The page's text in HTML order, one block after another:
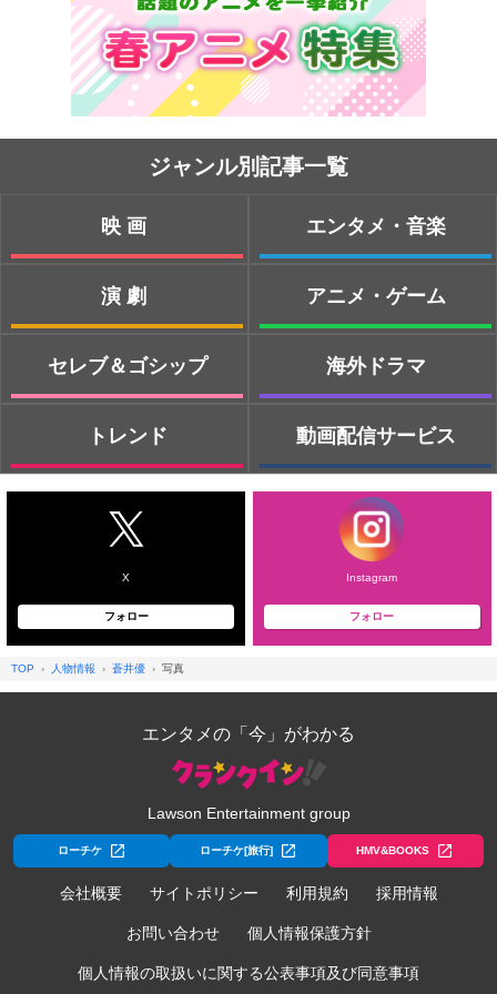
ジャンル別記事一覧
映画
演劇
セレブ＆ゴシップ
トレンド
エンタメ・音楽
アニメ・ゲーム
海外ドラマ
動画配信サービス
X
フォロー
Instagram
フォロー
TOP 人物情報 蒼井優 写真
エンタメの「今」がわかる
Lawson Entertainment group
ローチケ ローチケ[旅行] HMV&BOOKS
会社概要 サイトポリシー 利用規約 採用情報
お問い合わせ 個人情報保護方針
個人情報の取扱いに関する公表事項及び同意事項